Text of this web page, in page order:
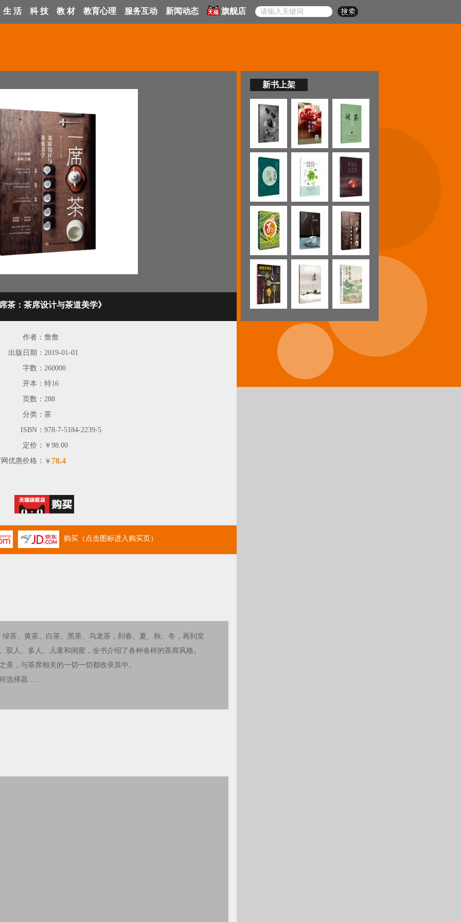
生 活 科 技 教 材 教育心理 服务互动 新闻动态 旗舰店
茶：茶席设计与茶道美学》
作者： 詹詹
出版日期： 2019-01-01
字数： 260000
开本： 特16
页数： 288
分类： 茶
ISBN： 978-7-5184-2239-5
定价： ￥98.00
优惠价格： ￥ 78.4
购买（点击图标进入购买页）
茶、黄茶、白茶、黑茶、乌龙茶，到春、夏、秋、冬，再到室
双人、多人、儿童和闺蜜，全书介绍了各种各样的茶席风格。
美，与茶席相关的一切一切都收录其中。
何选择器……
新书上架